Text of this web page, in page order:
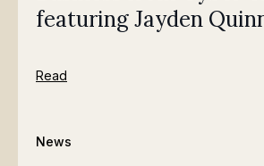
featuring Jayden
Read
News